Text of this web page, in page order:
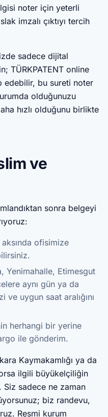
noter için yeterli
imzalı çıktıyı tercih
sadece dijital
TÜRKPATENT online
edebilir, bu sureti noter
olduğunuzu
hızlı olduğunu birlikte
ve
sonra belgeyi
aksında ofisimize
Yenimahalle, Etimesgut
aynı gün ya da
uygun saat aralığını
herhangi bir yerine
ile gönderim.
Kaymakamlığı ya da
ilgili büyükelçiliğin
sadece ne zaman
biz randevu,
Resmi kurum